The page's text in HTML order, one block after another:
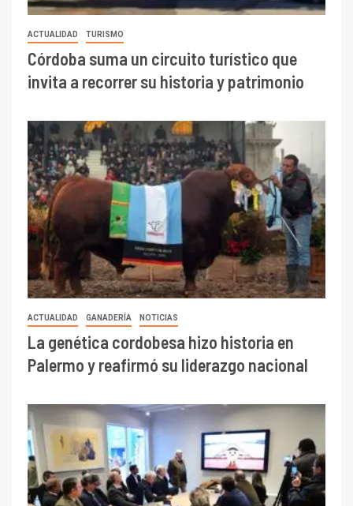
ACTUALIDAD TURISMO
Córdoba suma un circuito turístico que
invita a recorrer su historia y patrimonio
ACTUALIDAD GANADERÍA NOTICIAS
La genética cordobesa hizo historia en
Palermo y reafirmó su liderazgo nacional